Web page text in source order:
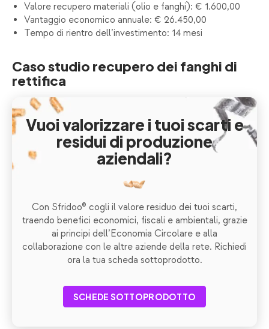
Valore recupero materiali (olio e fanghi): € 1.600,00
Vantaggio economico annuale: € 26.450,00
Tempo di rientro dell’investimento: 14 mesi
Caso studio recupero dei fanghi di
rettifica
Vuoi valorizzare i tuoi scarti e
residui di produzione
aziendali?
Con Sfridoo® cogli il valore residuo dei tuoi scarti,
traendo benefici economici, fiscali e ambientali, grazie
ai principi dell’Economia Circolare e alla
collaborazione con le altre aziende della rete. Richiedi
ora la tua scheda sottoprodotto.
SCHEDE SOTTOPRODOTTO